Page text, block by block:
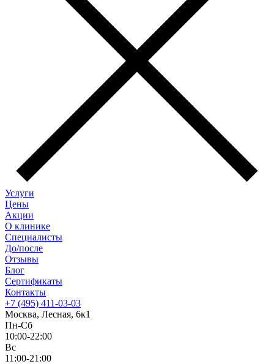
Услуги
Цены
Акции
О клинике
Специалисты
До/после
Отзывы
Блог
Сертификаты
Контакты
+7 (495) 411-03-03
Москва, Лесная, 6к1
Пн-Сб
10:00-22:00
Вс
11:00-21:00